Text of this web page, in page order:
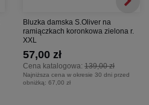
Bluzka damska S.Oliver na
ramiączkach koronkowa zielona r.
XXL
Cena katalogowa: 139,00 zł
57,00 zł
Najniższa cena w okresie 30 dni przed
obniżką: 67,00 zł